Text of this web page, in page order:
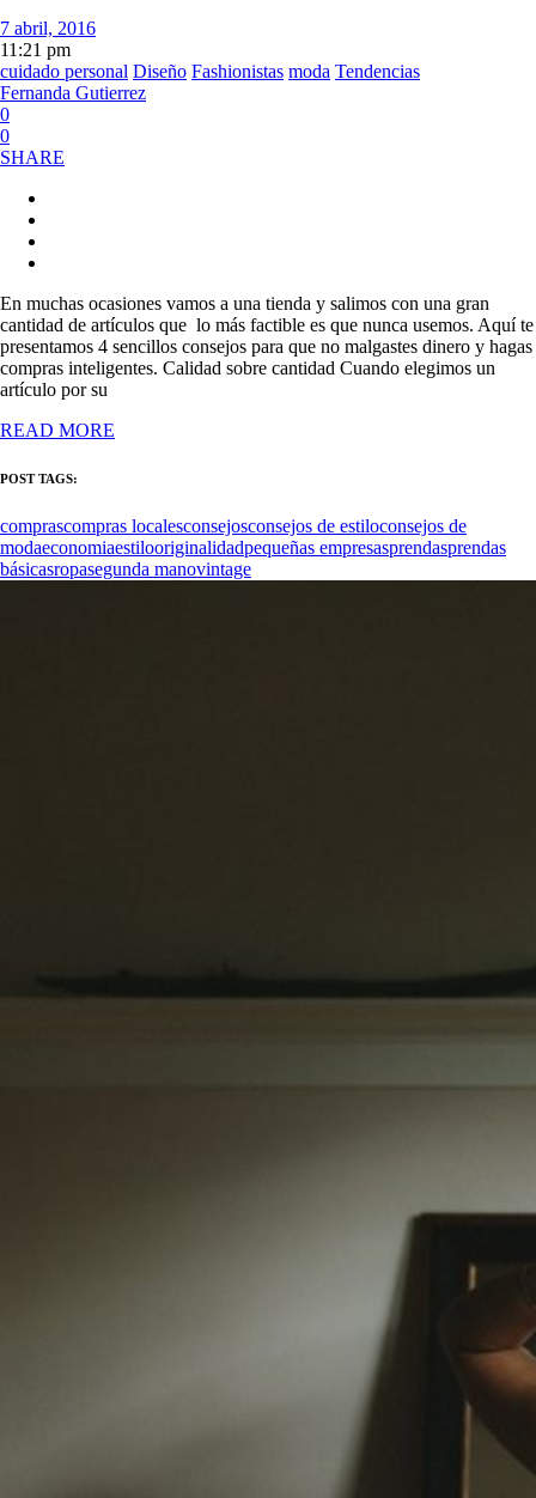
7 abril, 2016
11:21 pm
cuidado personal Diseño Fashionistas moda Tendencias
Fernanda Gutierrez
0
0
SHARE
En muchas ocasiones vamos a una tienda y salimos con una gran
cantidad de artículos que lo más factible es que nunca usemos. Aquí te
presentamos 4 sencillos consejos para que no malgastes dinero y hagas
compras inteligentes. Calidad sobre cantidad Cuando elegimos un
artículo por su
READ MORE
POST TAGS:
comprascompras localesconsejosconsejos de estiloconsejos de
modaeconomiaestilooriginalidadpequeñas empresasprendasprendas
básicasropasegunda manovintage